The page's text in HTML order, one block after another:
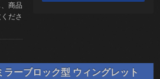
商品
ださ
ラーブロック型 ウィングレット